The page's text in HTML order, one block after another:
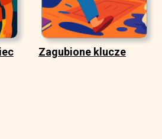
Zagubione klucze